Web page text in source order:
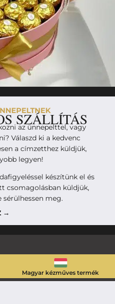
SZÁLLÍTÁS
az ünnepelttel, vagy
Válaszd ki a kedvenc
a címzetthez küldjük,
legyen!
készítünk el és
csomagolásban küldjük,
sérülhessen meg.
→
Magyar kézműves termék